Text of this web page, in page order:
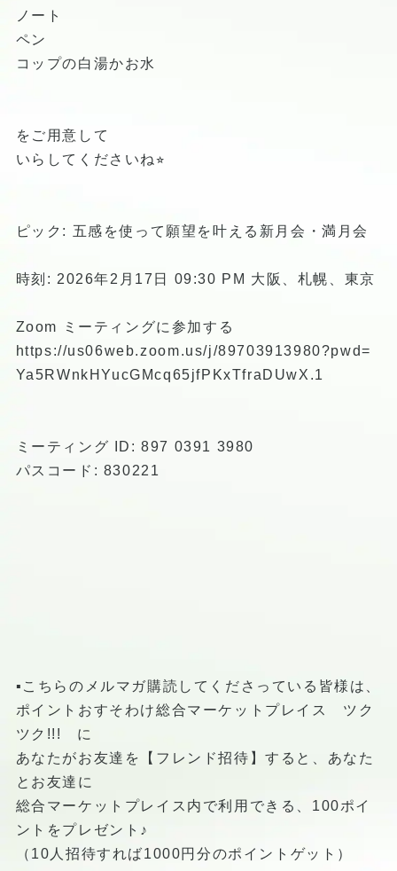
ノート
ペン
コップの白湯かお水
をご用意して
いらしてくださいね⭐︎
ピック: 五感を使って願望を叶える新月会・満月会
時刻: 2026年2月17日 09:30 PM 大阪、札幌、東京
Zoom ミーティングに参加する
https://us06web.zoom.us/j/89703913980?pwd=
Ya5RWnkHYucGMcq65jfPKxTfraDUwX.1
ミーティング ID: 897 0391 3980
パスコード: 830221
▪️こちらのメルマガ購読してくださっている皆様は、
ポイントおすそわけ総合マーケットプレイス ツク
ツク!!! に
あなたがお友達を【フレンド招待】すると、あなた
とお友達に
総合マーケットプレイス内で利用できる、100ポイ
ントをプレゼント♪
（10人招待すれば1000円分のポイントゲット）